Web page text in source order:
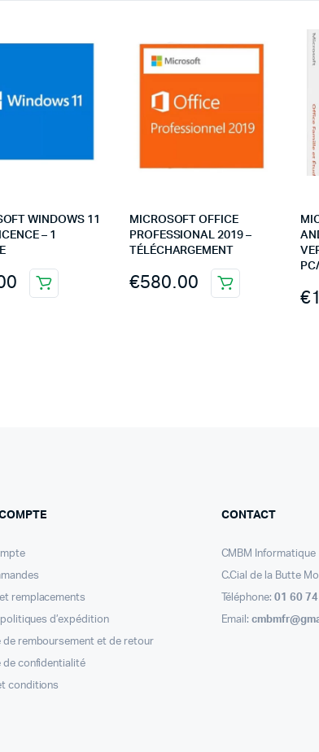
WINDOWS 11
– 1
MICROSOFT OFFICE
PROFESSIONAL 2019 –
TÉLÉCHARGEMENT
€580.00
€
remplacements
politiques d’expédition
de remboursement et de retour
de confidentialité
conditions
CONTACT
CMBM Informatique
C.Cial de la Butte
Téléphone:01 60
Email: